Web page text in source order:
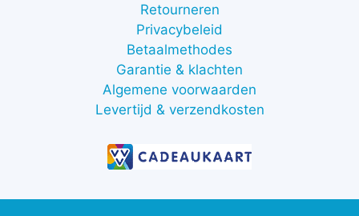
Retourneren
Privacybeleid
Betaalmethodes
Garantie & klachten
Algemene voorwaarden
Levertijd & verzendkosten